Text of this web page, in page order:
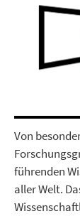
Von
führenden
aller Welt.